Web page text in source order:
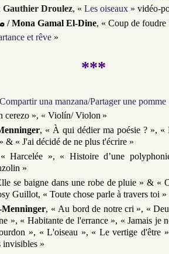
Gauthier Droulez, « Les oiseaux » vidéo-
/Mona Gamal El-Dine, « Coup de foudre
et rêve »
***
Compartir una manzana/Partager une pomme
cerezo », « Violín/ Violon »
, « À qui dédier ma poésie ? », «
» & « J'ai décidé de ne plus t'écrire »
« Harcelée », « Histoire d’une
»
se baigne dans une robe de pluie » & «
Guillot, « Toute chose parle à travers toi »
, « Au bord de notre cri », «
», « Habitante de l'errance », « Jamais je
», «L'oiseau », « Le vertige d'être
invisibles »